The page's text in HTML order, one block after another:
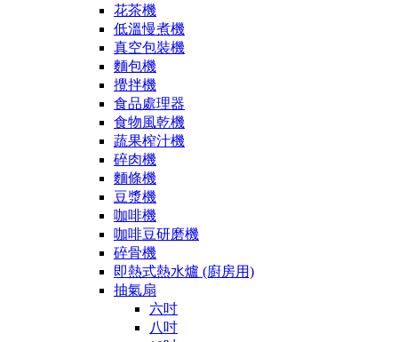
花茶機
低溫慢煮機
真空包裝機
麵包機
攪拌機
食品處理器
食物風乾機
蔬果榨汁機
碎肉機
麵條機
豆漿機
咖啡機
咖啡豆研磨機
碎骨機
即熱式熱水爐 (廚房用)
抽氣扇
六吋
八吋